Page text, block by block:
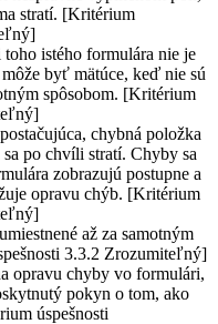
stratí. [Kritérium
istého formulára nie je
byť mätúce, keď nie sú
spôsobom. [Kritérium
chybná položka
po chvíli stratí. Chyby sa
zobrazujú postupne a
opravu chýb. [Kritérium
až za samotným
3.3.2 Zrozumiteľný]
opravu chyby vo formulári,
pokyn o tom, ako
úspešnosti